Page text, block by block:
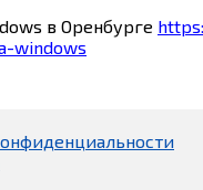
в Оренбурге
windows